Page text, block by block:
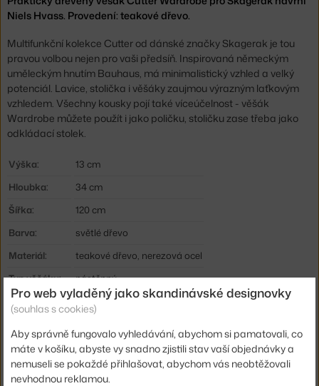
Niels Hvass. Provedení: teakové dřevo.
Multifunkční kolekce Cutter od dánské značky Skagerak je tou
pravou volbou nejen pro vaši předsíň. Inspirovaná německým
uměleckým hnutím Bauhaus, má minimalistický vzhled a velký
potenciál. Lavice, stolička i věšáky zaujmou výrazným laťkovým
vzhledem. Všechny kousky pojí také víceúčelnost - věšák
Wardrobe můžete použít i jako poličku, stoličku zase třeba jako
odkládací stolek.
Výška:
13 cm
Hloubka:
34 cm
Šířka:
120 cm
Barva:
světlé dřevo
Materiál:
teakové dřevo, nerezová ocel
Typ věšáku:
nástěnný
Kód produktu SKA-S1920450
Ste zo Slovenska? Prejdite naVešiak Cutter, teak
Shopping from the EU? Switch to
Cutter Wardrobe, teak
Pro web vyladěný jako skandinávské designovky
(souhlas s cookies)
Aby správně fungovalo vyhledávání, abychom si pamatovali, co
máte v košíku, abyste vy snadno zjistili stav vaší objednávky a
nemuseli se pokaždé přihlašovat, abychom vás neobtěžovali
nevhodnou reklamou.